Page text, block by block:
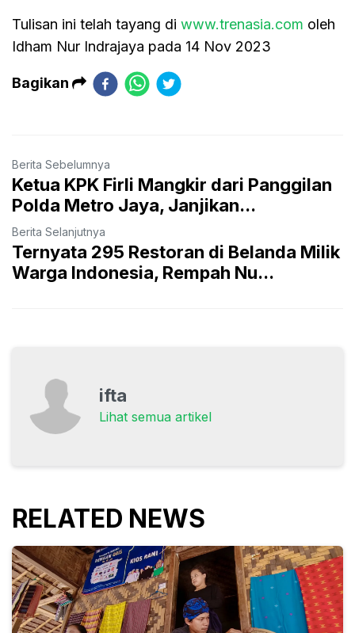
Tulisan ini telah tayang di www.trenasia.com oleh
Idham Nur Indrajaya pada 14 Nov 2023
Bagikan
Berita Sebelumnya
Ketua KPK Firli Mangkir dari Panggilan
Polda Metro Jaya, Janjikan...
Berita Selanjutnya
Ternyata 295 Restoran di Belanda Milik
Warga Indonesia, Rempah Nu...
ifta
Lihat semua artikel
RELATED NEWS